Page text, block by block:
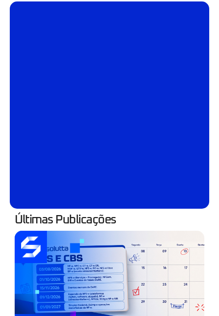
Últimas Publicações